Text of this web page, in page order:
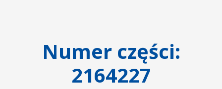
Numer części:
2164227